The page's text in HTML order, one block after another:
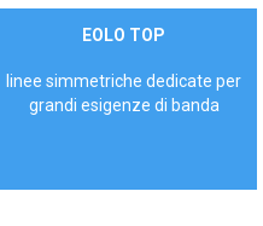
ContattaciEOLO TOP
linee simmetriche dedicate per
grandi esigenze di banda